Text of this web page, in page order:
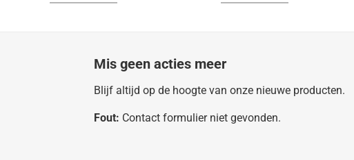
Mis geen acties meer
Blijf altijd op de hoogte van onze nieuwe producten.
Fout: Contact formulier niet gevonden.